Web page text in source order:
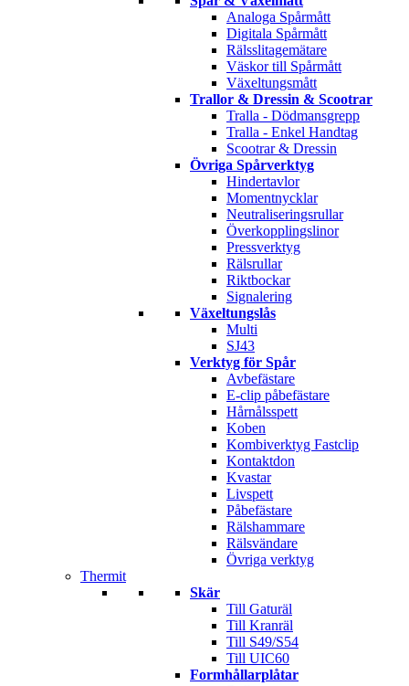
Analoga Spårmått
Digitala Spårmått
Rälsslitagemätare
Väskor till Spårmått
Växeltungsmått
Trallor & Dressin & Scootrar
Tralla - Dödmansgrepp
Tralla - Enkel Handtag
Scootrar & Dressin
Övriga Spårverktyg
Hindertavlor
Momentnycklar
Neutraliseringsrullar
Överkopplingslinor
Pressverktyg
Rälsrullar
Riktbockar
Signalering
Växeltungslås
Multi
SJ43
Verktyg för Spår
Avbefästare
E-clip påbefästare
Hårnålsspett
Koben
Kombiverktyg Fastclip
Kontaktdon
Kvastar
Livspett
Påbefästare
Rälshammare
Rälsvändare
Övriga verktyg
Thermit
Skär
Till Gaturäl
Till Kranräl
Till S49/S54
Till UIC60
Formhållarplåtar